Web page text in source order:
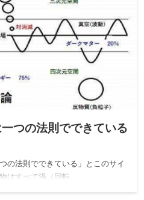
つの法則でできている
の法則でできている」とこのサイ
はすべて渦（回転…